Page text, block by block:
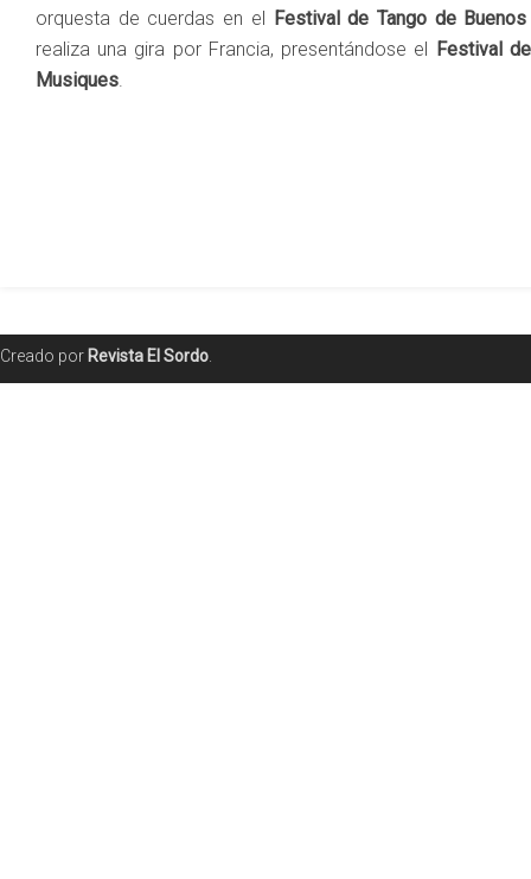
orquesta de cuerdas en el Festival de Tango de
realiza una gira por Francia, presentándose el Festival
Musiques.
Creado por Revista El Sordo